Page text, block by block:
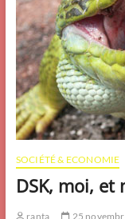
SOCIÉTÉ & ECONOMIE
DSK, moi,
ranta
25